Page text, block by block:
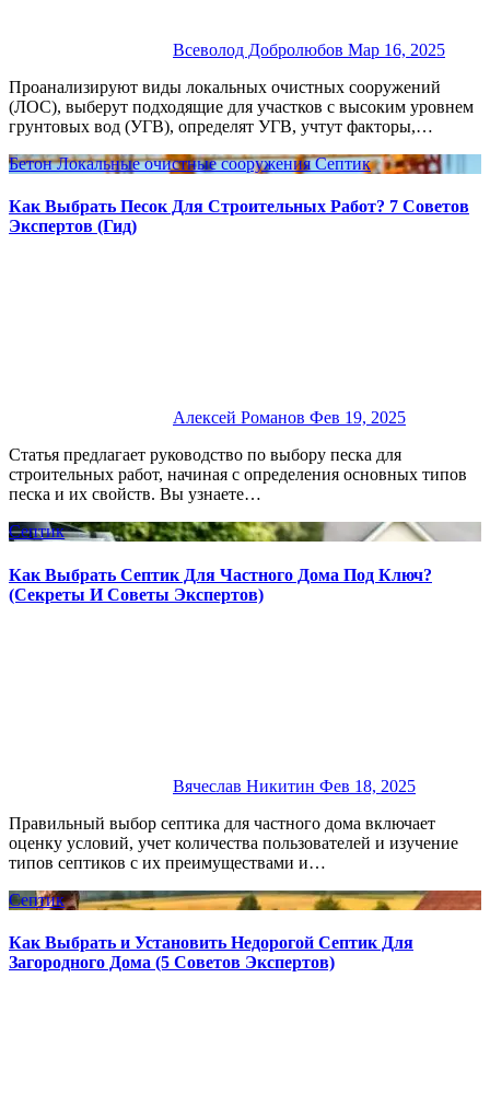
Всеволод Добролюбов Мар 16, 2025
Проанализируют виды локальных очистных сооружений
(ЛОС), выберут подходящие для участков с высоким уровнем
грунтовых вод (УГВ), определят УГВ, учтут факторы,…
БетонЛокальные очистные сооруженияСептик
Как Выбрать Песок Для Строительных Работ? 7 Советов
Экспертов (Гид)
Алексей Романов Фев 19, 2025
Статья предлагает руководство по выбору песка для
строительных работ, начиная с определения основных типов
песка и их свойств. Вы узнаете…
Септик
Как Выбрать Септик Для Частного Дома Под Ключ?
(Секреты И Советы Экспертов)
Вячеслав Никитин Фев 18, 2025
Правильный выбор септика для частного дома включает
оценку условий, учет количества пользователей и изучение
типов септиков с их преимуществами и…
Септик
Как Выбрать и Установить Недорогой Септик Для
Загородного Дома (5 Советов Экспертов)